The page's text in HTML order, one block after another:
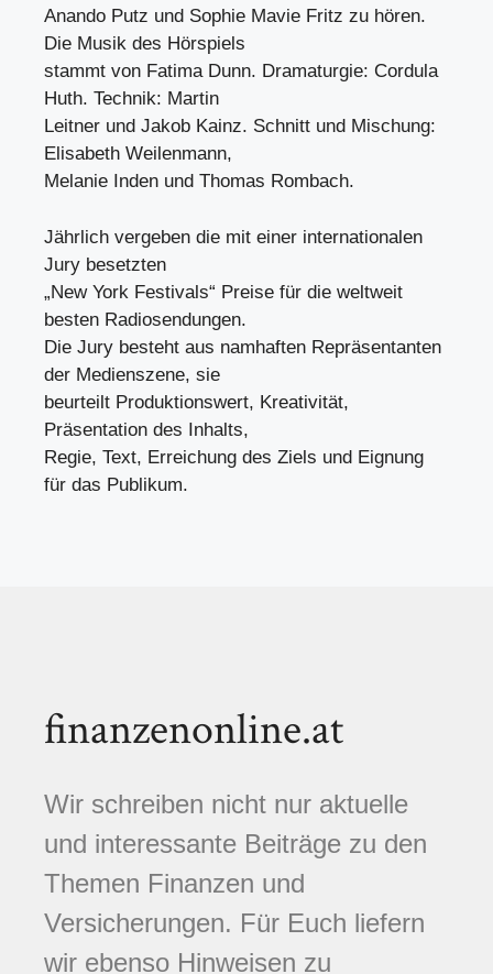
Anando Putz und Sophie Mavie Fritz zu hören.
Die Musik des Hörspiels
stammt von Fatima Dunn. Dramaturgie: Cordula
Huth. Technik: Martin
Leitner und Jakob Kainz. Schnitt und Mischung:
Elisabeth Weilenmann,
Melanie Inden und Thomas Rombach.
Jährlich vergeben die mit einer internationalen
Jury besetzten
„New York Festivals“ Preise für die weltweit
besten Radiosendungen.
Die Jury besteht aus namhaften Repräsentanten
der Medienszene, sie
beurteilt Produktionswert, Kreativität,
Präsentation des Inhalts,
Regie, Text, Erreichung des Ziels und Eignung
für das Publikum.
finanzenonline.at
Wir schreiben nicht nur aktuelle
und interessante Beiträge zu den
Themen Finanzen und
Versicherungen. Für Euch liefern
wir ebenso Hinweisen zu